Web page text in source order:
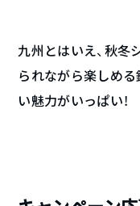
九州とはいえ、秋冬
られながら楽しめ
い魅力がいっぱい！